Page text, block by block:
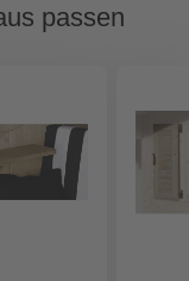
passen